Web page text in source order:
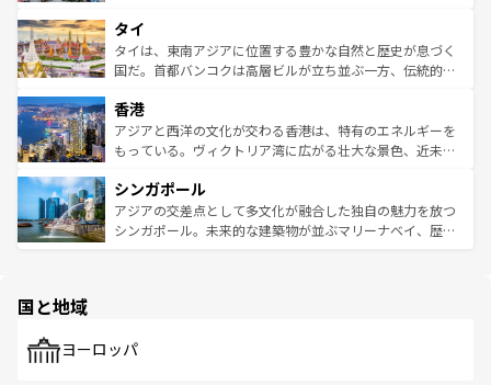
リティに包まれながら、韓国の多彩な魅力を心ゆくまで味
わってみてほしい。 なお、新着の韓国情報はコンテンツ一
覧を参照してほしい。
急速な発展と共に伝統が息づく。ハノイの古い町並みやホ
ーチミン市のフランス統治時代の建物も、独特の雰囲気を
醸し出している。また、バラエティの豊かさとおいしさで
とつ。フォーやバインミー、ベトナムコーヒーなどは、ぜ
ひ現地で味わいたい。どの地域を訪れてもあたたかい人々
が旅行者を迎えてくれるので、きっと忘れられない旅にな
参照してほしい。
タイ
タイは、東南アジアに位置する豊かな自然と歴史が息づく
国だ。首都バンコクは高層ビルが立ち並ぶ一方、伝統的な
の活気が交差している。北部ではチェンマイなどの山岳地
帯で自然と触れ合い、南部ではプーケットやクラビの美し
いビーチでリゾート気分を楽しむことができる。タイ料理
激する。気候は一年中温暖で、どの季節にも異なる楽しみ
が待っている。親しみやすいタイの人々、仏教を中心とし
た文化、そして多様な観光資源が、訪れる旅人を魅了し続
香港
アジアと西洋の文化が交わる香港は、特有のエネルギーを
もっている。ヴィクトリア湾に広がる壮大な景色、近未来
み、どこを訪れても感動するはず。観光スポットが密集し
ており、効率よく見どころを回れるのも魅力。息をのむよ
うな絶景から文化的な体験まで、香港を存分に楽しみ尽く
シンガポール
アジアの交差点として多文化が融合した独自の魅力を放つ
シンガポール。未来的な建築物が並ぶマリーナベイ、歴史
で、ホーカーズは地元の風情を楽しめる外せないスポット
国と地域
ヨーロッパ